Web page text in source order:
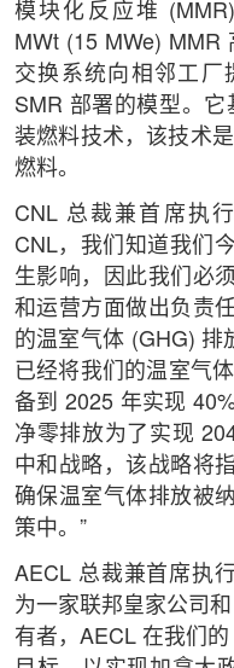
模块化反应堆
MWt (15 MWe)
交换系统向相邻工厂
SMR 部署的模型。
装燃料技术，该技术
燃料。
CNL 总裁兼首席执
CNL，我们知道我们
生影响，因此我们必
和运营方面做出负责
的温室气体 (GHG) 排
已经将我们的温室气
备到 2025 年实现
净零排放为了实现
中和战略，该战略将
确保温室气体排放被
策中。”
AECL 总裁兼首席执
为一家联邦皇家公司
有者，AECL 在我们